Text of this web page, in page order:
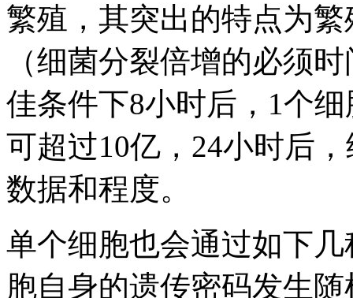
繁殖，其突出的特点为
（细菌分裂倍增的必须
佳条件下8小时后，1个
可超过10亿，24小时后
数据和程度。
单个细胞也会通过如下
胞自身的遗传密码发生